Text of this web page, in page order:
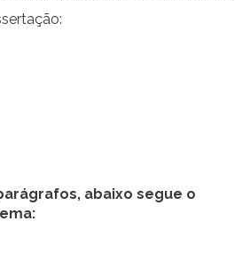
abaixo segue o